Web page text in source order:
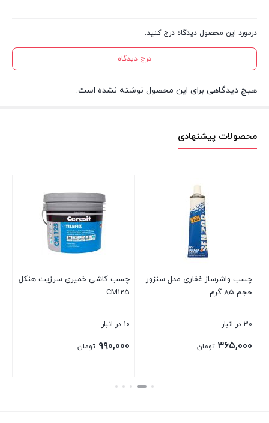
درمورد این محصول دیدگاه درج کنید.
درج دیدگاه
هیچ دیدگاهی برای این محصول نوشته نشده است.
محصولات پیشنهادی
چسب واشرساز غفاری مدل سنزور
حجم ۸۵ گرم
30 در انبار
۳۶۵,۰۰۰ تومان
چسب کاشی خمیری سرزیت هنکل
CM125
10 در انبار
۹۹۰,۰۰۰ تومان
بستن